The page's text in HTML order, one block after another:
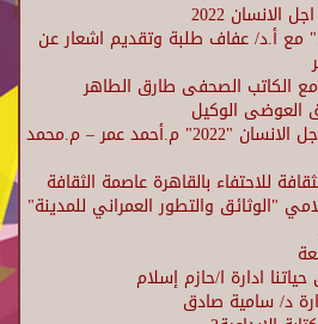
2022
مع أ.د/ عفاف طلبة وتقديم اشعار عن
الكاتب الصحفى طارق الطاهر
العوضى الوكيل
ورشة ع - عمارة من أجل الانسان "2022" م.أحمد عمر – م.محمد
للاحتفاء بالقاهرة عاصمة الثقافة
"الوثائق والتطور العمراني للمدينة"
ادارة ا/حازم إسلام
د/ سامية صادق